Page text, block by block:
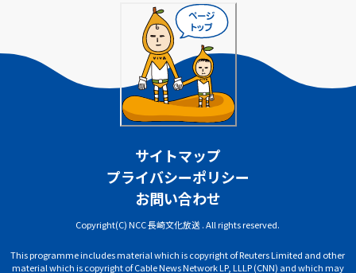
サイトマップ
プライバシーポリシー
お問い合わせ
Copyright(C) NCC 長崎文化放送 . All rights reserved.
This programme includes material which is copyright of Reuters Limited and other
material which is copyright of Cable News Network LP, LLLP (CNN) and which may